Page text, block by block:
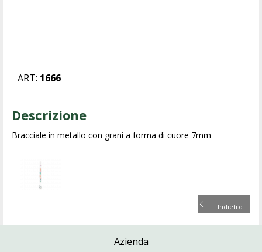
ART: 1666
Descrizione
Bracciale in metallo con grani a forma di cuore 7mm
Indietro
Azienda